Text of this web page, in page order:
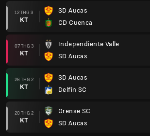
12 THG 3
KT
SD Aucas
CD Cuenca
07 THG 3
KT
Independiente Valle
SD Aucas
26 THG 2
KT
SD Aucas
Delfín SC
20 THG 2
KT
Orense SC
SD Aucas